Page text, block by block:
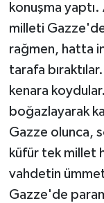
konuşma yaptı.
milleti
rağmen, hatta
tarafa
kenara
boğazlayarak
Gazze olunca,
küfür tek millet
vahdetin
Gazze'de